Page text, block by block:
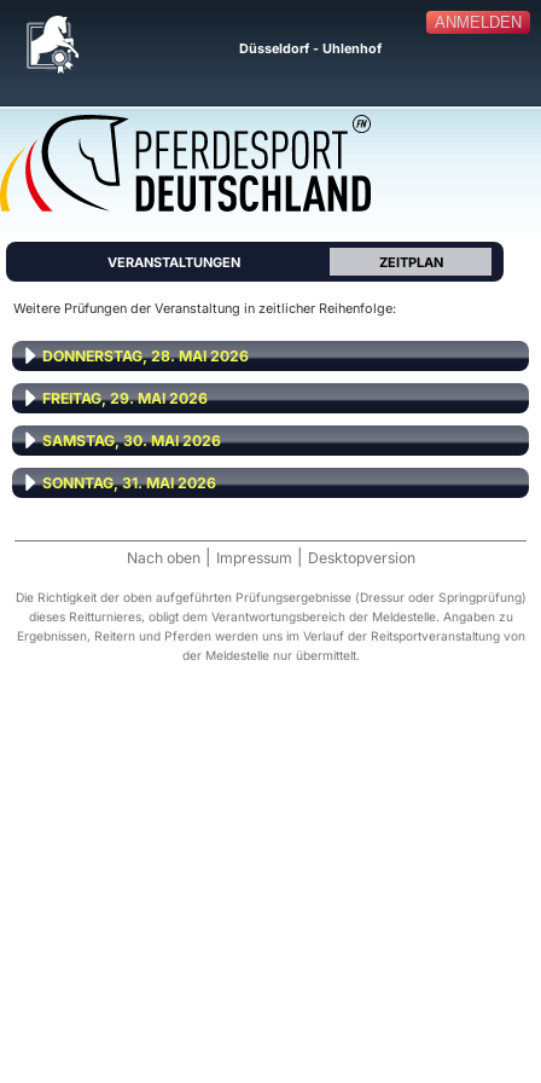
ANMELDEN
Düsseldorf - Uhlenhof
VERANSTALTUNGEN ZEITPLAN
Weitere Prüfungen der Veranstaltung in zeitlicher Reihenfolge:
DONNERSTAG, 28. MAI 2026
FREITAG, 29. MAI 2026
SAMSTAG, 30. MAI 2026
SONNTAG, 31. MAI 2026
Nach oben Impressum Desktopversion
Die Richtigkeit der oben aufgeführten Prüfungsergebnisse (Dressur oder Springprüfung)
dieses Reitturnieres, obligt dem Verantwortungsbereich der Meldestelle. Angaben zu
Ergebnissen, Reitern und Pferden werden uns im Verlauf der Reitsportveranstaltung von
der Meldestelle nur übermittelt.